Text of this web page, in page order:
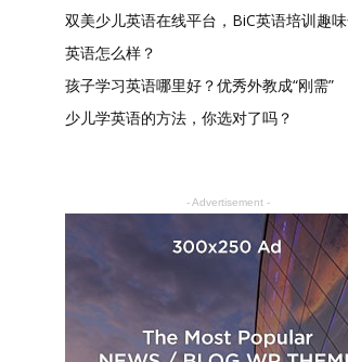
双美少儿英语在线平台，BiC英语培训趣
英语怎么样？
孩子学习英语哪里好？优秀外教成“刚需”
少儿学英语的方法，你选对了吗？
- Advertisement -